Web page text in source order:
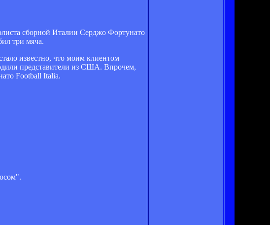
сборной Италии Серджо Фортунато
три мяча.
известно, что моим клиентом
представители из США. Впрочем,
Football Italia.